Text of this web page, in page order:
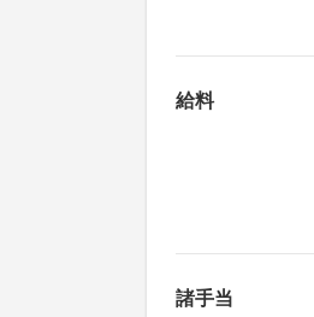
給料
諸手当